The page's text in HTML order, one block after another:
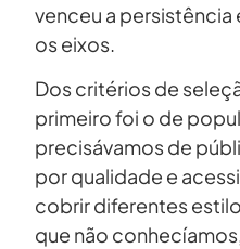
venceu a persistência
os eixos.
Dos critérios de
primeiro foi o de
precisávamos de
por qualidade e
cobrir diferentes
que não